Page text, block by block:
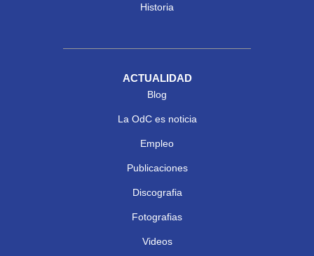
Historia
ACTUALIDAD
Blog
La OdC es noticia
Empleo
Publicaciones
Discografia
Fotografias
Videos